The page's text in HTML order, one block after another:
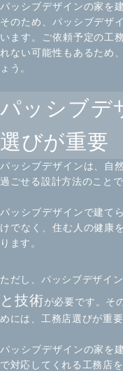
パッシブデザインの家を
そのため、パッシブデザ
います。ご依頼予定の工
れない可能性もあるため
ょう。
パッシブデ
選びが重要
パッシブデザインは、自
過ごせる設計方法のことで
パッシブデザインで建て
けでなく、住む人の健康
ります。
ただし、パッシブデザイ
と技術 が必要です。そ
めには、工務店選びが重要
パッシブデザインの家を
で対応してくれる工務店